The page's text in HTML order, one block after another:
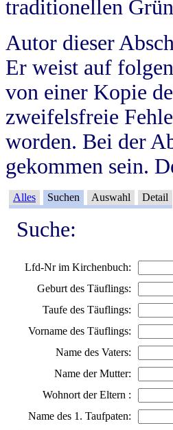
traditionellen
Autor dieser
Er weist auf
von einer Kopie
zweifelsfreie
worden. Bei der
gekommen sein.
Alles Suchen Auswahl Detail
Suche:
Lfd-Nr im Kirchenbuch:
Geburt des Täuflings:
Taufe des Täuflings:
Vorname des Täuflings:
Name des Vaters:
Name der Mutter:
Wohnort der Eltern :
Name des 1. Taufpaten: